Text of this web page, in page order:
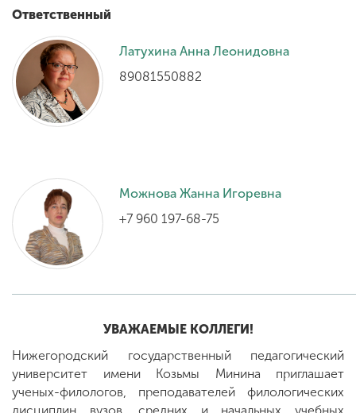
образовательной
ENG SPN
комиссия
+7 (831) 262-26-20
Ответственный
Латухина Анна Леонидовна
89081550882
Можнова Жанна Игоревна
+7 960 197-68-75
УВАЖАЕМЫЕ КОЛЛЕГИ!
Нижегородский государственный педагогический
университет имени Козьмы Минина приглашает
ученых-филологов, преподавателей филологических
дисциплин вузов, средних и начальных учебных